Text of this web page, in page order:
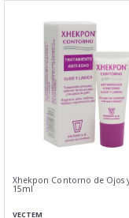
Xhekpon Contorno de Ojos
15ml
VECTEM